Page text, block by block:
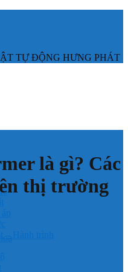
TỰ ĐỘNG HƯNG PHÁT
– Hành trình
là gì? Các
thị trường